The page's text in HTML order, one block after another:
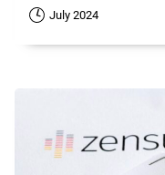
July 2024